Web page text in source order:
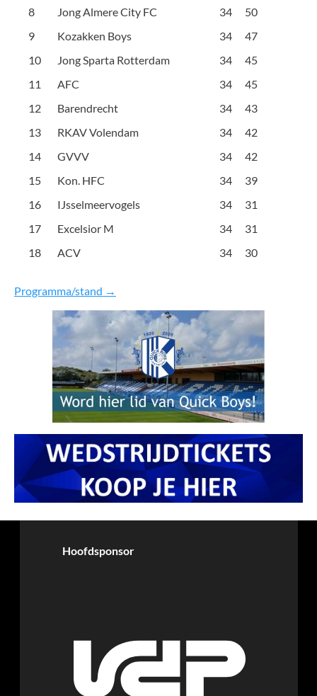
8 Jong Almere City FC 34
50
9
Kozakken Boys 34
47
10
Jong Sparta Rotterdam 34
45
11
AFC 34
45
12
Barendrecht 34
43
13
RKAV Volendam 34
42
14
GVVV 34
42
15
Kon. HFC 34
39
16
IJsselmeervogels 34
31
17
Excelsior M 34
31
18
ACV 34 30
Programma/stand →
Hoofdsponsor